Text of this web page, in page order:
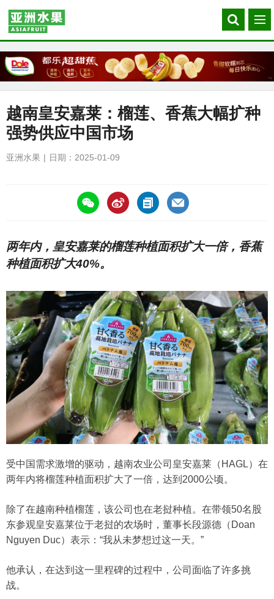
Search
our
菜
单
越南皇安嘉莱：榴莲、香蕉大幅扩种
强势供应中国市场
亚洲水果 日期：2025-01-09
https://asiafruitchina.net/29168.html
两年内，皇安嘉莱的榴莲种植面积扩大一倍，香蕉
种植面积扩大40%。
受中国需求激增的驱动，越南农业公司皇安嘉莱（HAGL）在
两年内将榴莲种植面积扩大了一倍，达到2000公顷。
除了在越南种植榴莲，该公司也在老挝种植。在带领50名股
东参观皇安嘉莱位于老挝的农场时，董事长段源德（Doan
Nguyen Duc）表示：“我从未梦想过这一天。”
他承认，在达到这一里程碑的过程中，公司面临了许多挑
战。